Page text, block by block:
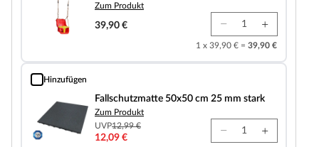
Zum Produkt
39,90 €
1 x 39,90 € = 39,90 €
Hinzufügen
Fallschutzmatte 50x50 cm 25 mm stark
Fallschutzmatte 50x50 cm 25 mm stark
Zum Produkt
UVP12,99 €
12,09 €